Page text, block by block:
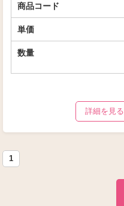
詳細を見る
1